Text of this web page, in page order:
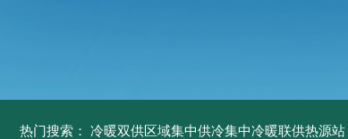
热门搜索： 冷暖双供区域集中供冷集中冷暖联供热源站